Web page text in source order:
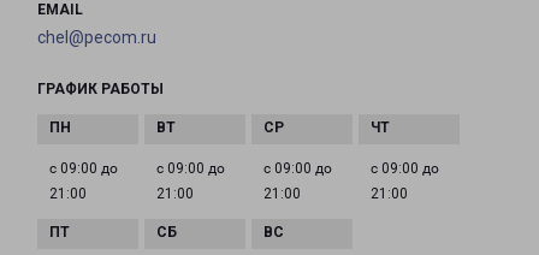
EMAIL
chel@pecom.ru
ГРАФИК РАБОТЫ
с 09:00 до
21:00
с 09:00 до
21:00
с 09:00 до
21:00
с 09:00 до
21:00